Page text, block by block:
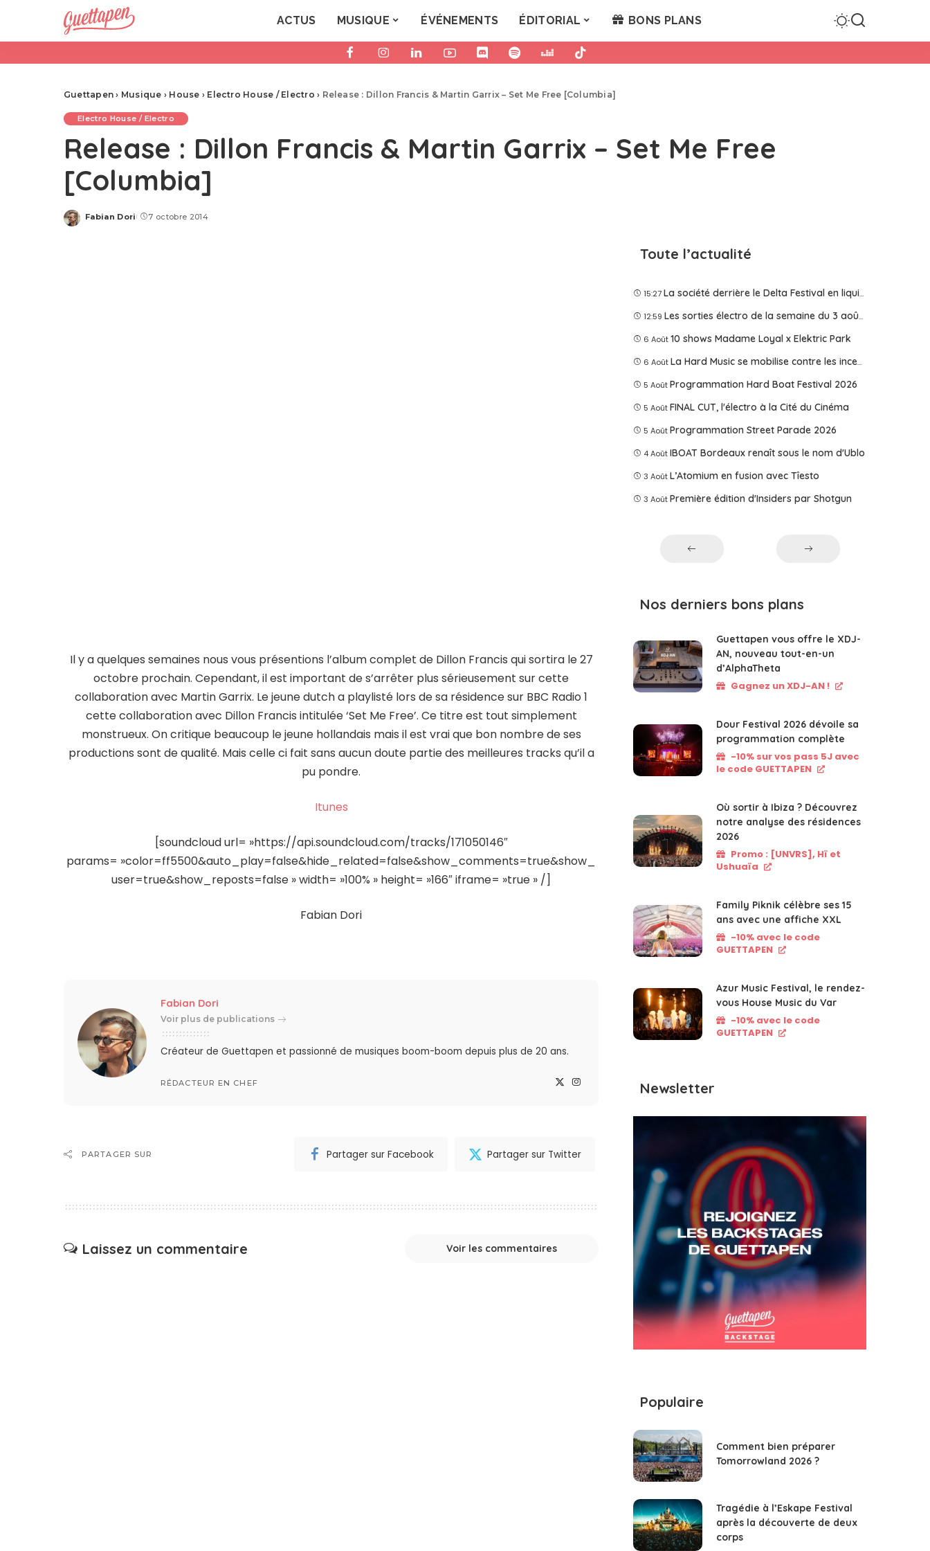
ACTUS MUSIQUE ÉVÉNEMENTS ÉDITORIAL BONS PLANS
Guettapen › Musique › House › Electro House / Electro › Release : Dillon Francis & Martin Garrix – Set Me Free [Columbia]
Electro House / Electro
Release : Dillon Francis & Martin Garrix – Set Me Free
[Columbia]
Posted
Fabian Dori 7 octobre 2014
Il y a quelques semaines nous vous présentions l’album complet de Dillon Francis qui sortira le 27
octobre prochain. Cependant, il est important de s’arrêter plus sérieusement sur cette
collaboration avec Martin Garrix. Le jeune dutch a playlisté lors de sa résidence sur BBC Radio 1
cette collaboration avec Dillon Francis intitulée ‘Set Me Free’. Ce titre est tout simplement
monstrueux. On critique beaucoup le jeune hollandais mais il est vrai que bon nombre de ses
productions sont de qualité. Mais celle ci fait sans aucun doute partie des meilleures tracks qu’il a
pu pondre.
Itunes
[soundcloud url= »https://api.soundcloud.com/tracks/171050146″
params= »color=ff5500&auto_play=false&hide_related=false&show_comments=true&show_
user=true&show_reposts=false » width= »100% » height= »166″ iframe= »true » /]
Fabian Dori
Fabian Dori
Voir plus de publications
Créateur de Guettapen et passionné de musiques boom-boom depuis plus de 20 ans.
RÉDACTEUR EN CHEF
PARTAGER SUR Partager sur Facebook Partager sur Twitter
Laissez un commentaire Voir les commentaires
Toute l’actualité
15:27 La société derrière le Delta Festival en liquidation judiciaire
12:59 Les sorties électro de la semaine du 3 août 2026
6 Août 10 shows Madame Loyal x Elektric Park
6 Août La Hard Music se mobilise contre les incendies
5 Août Programmation Hard Boat Festival 2026
5 Août FINAL CUT, l'électro à la Cité du Cinéma
5 Août Programmation Street Parade 2026
4 Août IBOAT Bordeaux renaît sous le nom d'Ublo
3 Août L’Atomium en fusion avec Tîesto
3 Août Première édition d'Insiders par Shotgun
Nos derniers bons plans
Guettapen vous offre le XDJ-
AN, nouveau tout-en-un
d’AlphaTheta
Gagnez un XDJ-AN !
Dour Festival 2026 dévoile sa
programmation complète
-10% sur vos pass 5J avec
le code GUETTAPEN
Où sortir à Ibiza ? Découvrez
notre analyse des résidences
2026
Promo : [UNVRS], Hï et
Ushuaïa
Family Piknik célèbre ses 15
ans avec une affiche XXL
-10% avec le code
GUETTAPEN
Azur Music Festival, le rendez-
vous House Music du Var
-10% avec le code
GUETTAPEN
Newsletter
Populaire
Comment bien préparer
Tomorrowland 2026 ?
Tragédie à l’Eskape Festival
après la découverte de deux
corps